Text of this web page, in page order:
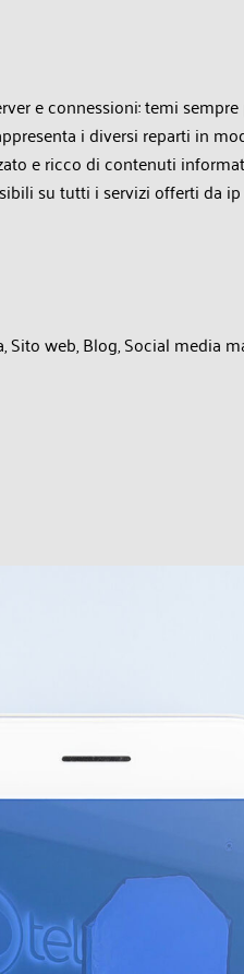
e connessioni: temi
i diversi reparti in
e ricco di contenuti
su tutti i servizi offerti da
web, Blog, Social media